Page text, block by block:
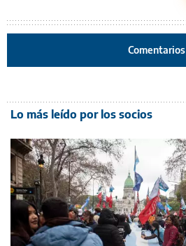
Comentarios
Lo más leído por los socios